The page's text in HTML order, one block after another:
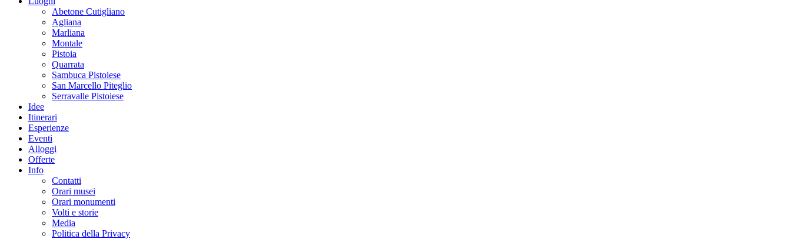
Abetone Cutigliano
Agliana
Marliana
Montale
Pistoia
Quarrata
Sambuca Pistoiese
San Marcello Piteglio
Serravalle Pistoiese
Idee
Itinerari
Esperienze
Eventi
Alloggi
Offerte
Info
Contatti
Orari musei
Orari monumenti
Volti e storie
Media
Politica della Privacy